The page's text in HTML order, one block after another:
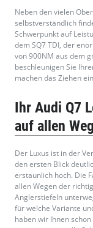
Neben den vielen
selbstverständlich
Schwerpunkt auf
dem SQ7 TDI, der
von 900NM aus dem
beschleunigen Sie
machen das Ziehen
Ihr Audi Q7
auf allen
Der Luxus ist in der
den ersten Blick
erstaunlich hoch. Die
allen Wegen der
Anglerstiefeln
für welche Variante
haben wir Ihnen